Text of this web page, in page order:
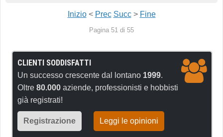
Inizio< Prec Succ> Fine
Pagina 51 di 55
CLIENTI SODDISFATTI
Un successo crescente dal lontano 1999.
Oltre 80.000 aziende, professionisti e hobbisti
già registrati!
Registrazione Leggi le opinioni